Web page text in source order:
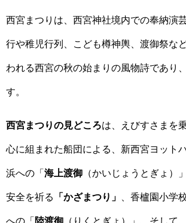
西宮まつりは、西宮神社境内での奉納演
行や稚児行列、こども樽神輿、渡御祭な
われる西宮の秋の始まりの風物詩であり
す。
西宮まつりの見どころは、えびすさまを
心に組まれた船団による、新西宮ヨット
浜への「海上渡御 （かいじょうとぎょ）
安全を祈る 「かざまつり」 、香櫨園小学
への「陸渡御 （りくとぎょ）」、そして